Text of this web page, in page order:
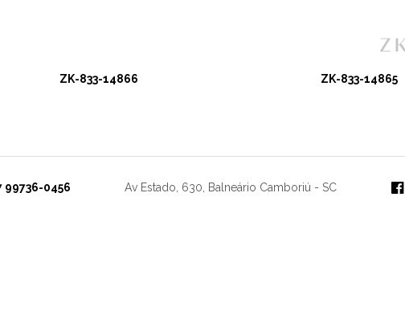
ZK-833-14866 ZK-833-14865
99736-0456 Av Estado, 630, Balneário Camboriú - SC